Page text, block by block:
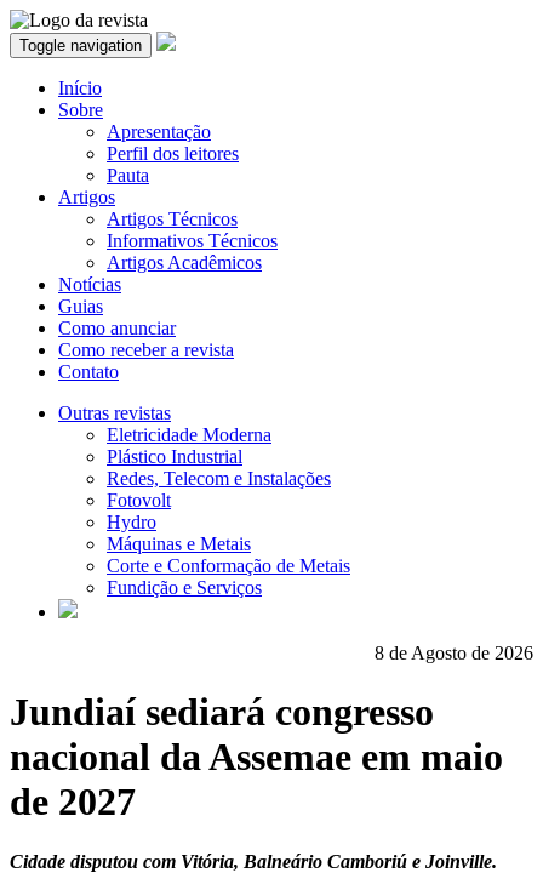
Toggle navigation
Início
Sobre
Apresentação
Perfil dos leitores
Pauta
Artigos
Artigos Técnicos
Informativos Técnicos
Artigos Acadêmicos
Notícias
Guias
Como anunciar
Como receber a revista
Contato
Outras revistas
Eletricidade Moderna
Plástico Industrial
Redes, Telecom e Instalações
Fotovolt
Hydro
Máquinas e Metais
Corte e Conformação de Metais
Fundição e Serviços
8 de Agosto de 2026
Jundiaí sediará congresso
nacional da Assemae em maio
de 2027
Cidade disputou com Vitória, Balneário Camboriú e Joinville.